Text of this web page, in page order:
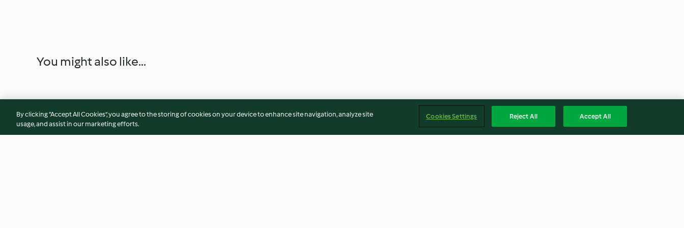
You might also like...
By clicking “Accept All Cookies”, you agree to the storing of cookies on your device to enhance site navigation, analyze site
usage, and assist in our marketing efforts.
Cookies Settings Reject All Accept All